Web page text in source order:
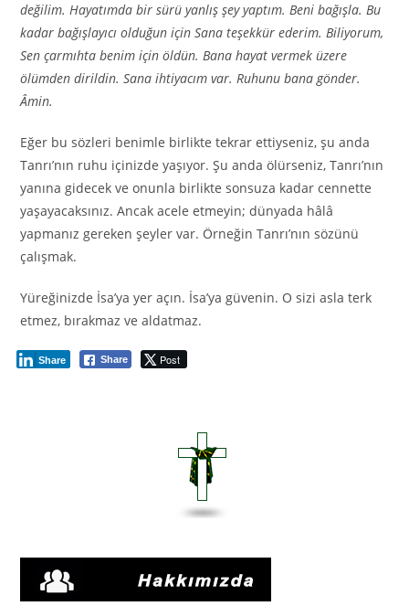
değilim. Hayatımda bir sürü yanlış şey yaptım. Beni bağışla. Bu
kadar bağışlayıcı olduğun için Sana teşekkür ederim. Biliyorum,
Sen çarmıhta benim için öldün. Bana hayat vermek üzere
ölümden dirildin. Sana ihtiyacım var. Ruhunu bana gönder.
Âmin.
Eğer bu sözleri benimle birlikte tekrar ettiyseniz, şu anda
Tanrı’nın ruhu içinizde yaşıyor. Şu anda ölürseniz, Tanrı’nın
yanına gidecek ve onunla birlikte sonsuza kadar cennette
yaşayacaksınız. Ancak acele etmeyin; dünyada hâlâ
yapmanız gereken şeyler var. Örneğin Tanrı’nın sözünü
çalışmak.
Yüreğinizde İsa’ya yer açın. İsa’ya güvenin. O sizi asla terk
etmez, bırakmaz ve aldatmaz.
Share Post
Share